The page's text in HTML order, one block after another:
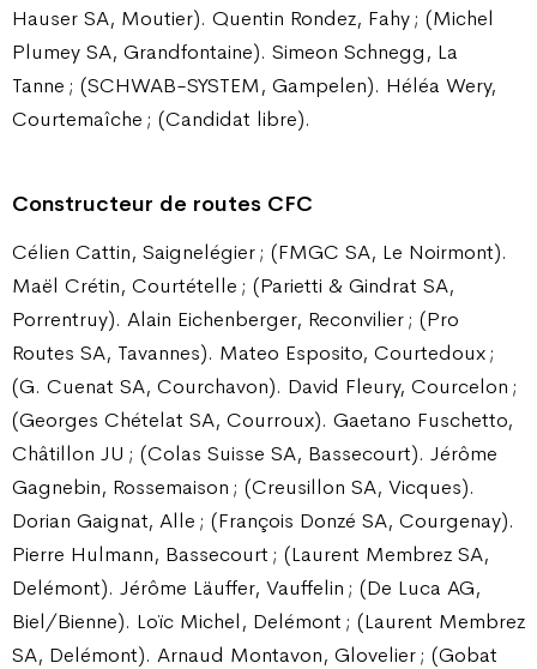
Hauser SA, Moutier). Quentin Rondez, Fahy ; (Michel
Plumey SA, Grandfontaine). Simeon Schnegg, La
Tanne ; (SCHWAB-SYSTEM, Gampelen). Héléa Wery,
Courtemaîche ; (Candidat libre).
Constructeur de routes CFC
Célien Cattin, Saignelégier ; (FMGC SA, Le Noirmont).
Maël Crétin, Courtételle ; (Parietti & Gindrat SA,
Porrentruy). Alain Eichenberger, Reconvilier ; (Pro
Routes SA, Tavannes). Mateo Esposito, Courtedoux ;
(G. Cuenat SA, Courchavon). David Fleury, Courcelon ;
(Georges Chételat SA, Courroux). Gaetano Fuschetto,
Châtillon JU ; (Colas Suisse SA, Bassecourt). Jérôme
Gagnebin, Rossemaison ; (Creusillon SA, Vicques).
Dorian Gaignat, Alle ; (François Donzé SA, Courgenay).
Pierre Hulmann, Bassecourt ; (Laurent Membrez SA,
Delémont). Jérôme Läuffer, Vauffelin ; (De Luca AG,
Biel/Bienne). Loïc Michel, Delémont ; (Laurent Membrez
SA, Delémont). Arnaud Montavon, Glovelier ; (Gobat